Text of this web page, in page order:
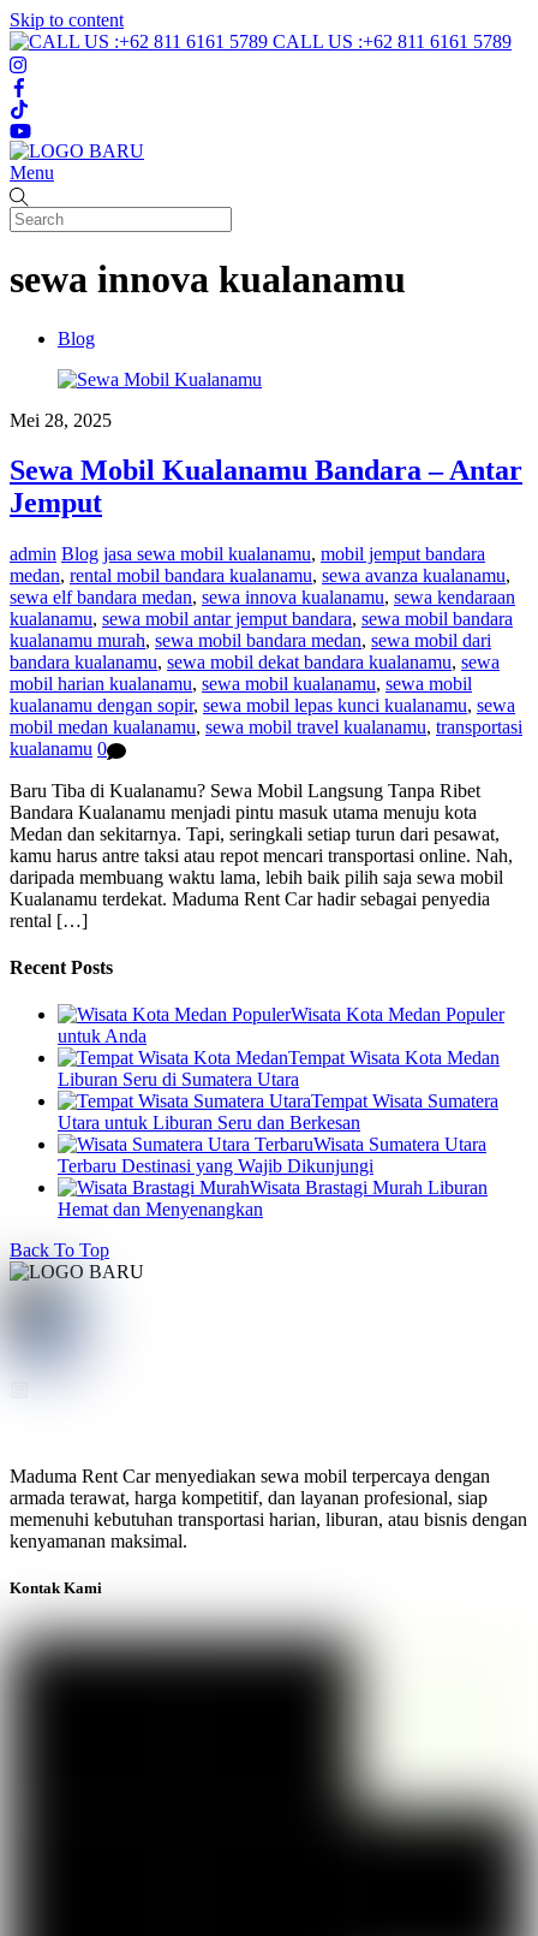
Skip to content
CALL US :+62 811 6161 5789
Menu
sewa innova kualanamu
Blog
Mei 28, 2025
Sewa Mobil Kualanamu Bandara – Antar
Jemput
admin Blog jasa sewa mobil kualanamu, mobil jemput bandara
medan, rental mobil bandara kualanamu, sewa avanza kualanamu,
sewa elf bandara medan, sewa innova kualanamu, sewa kendaraan
kualanamu, sewa mobil antar jemput bandara, sewa mobil bandara
kualanamu murah, sewa mobil bandara medan, sewa mobil dari
bandara kualanamu, sewa mobil dekat bandara kualanamu, sewa
mobil harian kualanamu, sewa mobil kualanamu, sewa mobil
kualanamu dengan sopir, sewa mobil lepas kunci kualanamu, sewa
mobil medan kualanamu, sewa mobil travel kualanamu, transportasi
kualanamu 0
Baru Tiba di Kualanamu? Sewa Mobil Langsung Tanpa Ribet
Bandara Kualanamu menjadi pintu masuk utama menuju kota
Medan dan sekitarnya. Tapi, seringkali setiap turun dari pesawat,
kamu harus antre taksi atau repot mencari transportasi online. Nah,
daripada membuang waktu lama, lebih baik pilih saja sewa mobil
Kualanamu terdekat. Maduma Rent Car hadir sebagai penyedia
rental […]
Recent Posts
Wisata Kota Medan Populer
untuk Anda
Tempat Wisata Kota Medan
Liburan Seru di Sumatera Utara
Tempat Wisata Sumatera
Utara untuk Liburan Seru dan Berkesan
Wisata Sumatera Utara
Terbaru Destinasi yang Wajib Dikunjungi
Wisata Brastagi Murah Liburan
Hemat dan Menyenangkan
Back To Top
Maduma Rent Car menyediakan sewa mobil terpercaya dengan
armada terawat, harga kompetitif, dan layanan profesional, siap
memenuhi kebutuhan transportasi harian, liburan, atau bisnis dengan
kenyamanan maksimal.
Kontak Kami